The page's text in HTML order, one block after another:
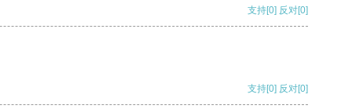
支持[0] 反对[0]
支持[0] 反对[0]